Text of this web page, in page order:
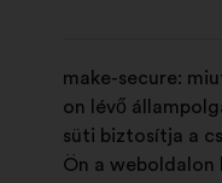
á
s
make-secure:
on lévő
süti biztosítja a
Ön a weboldalon